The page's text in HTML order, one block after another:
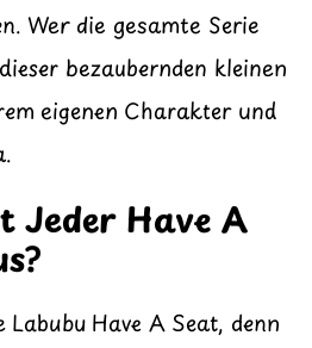
Wer die gesamte Serie
bezaubernden kleinen
eigenen Charakter und
Jeder Have A
Have A Seat, denn